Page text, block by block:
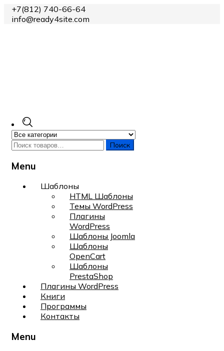
+7(812) 740-66-64
info@ready4site.com
Поиск
Menu
Skip
Шаблоны
HTML Шаблоны
Темы WordPress
Плагины
WordPress
Шаблоны Joomla
Шаблоны
OpenCart
Шаблоны
PrestaShop
Плагины WordPress
Книги
Программы
Контакты
Menu